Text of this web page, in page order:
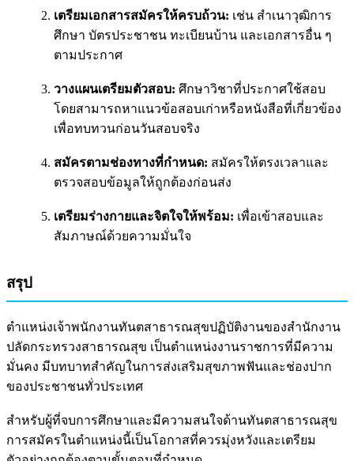
เตรียมเอกสารสมัครให้ครบถ้วน: เช่น สำเนาวุฒิการ
ศึกษา บัตรประชาชน ทะเบียนบ้าน และเอกสารอื่น ๆ
ตามประกาศ
วางแผนเตรียมตัวสอบ: ศึกษาวิชาที่ประกาศใช้สอบ
โดยสามารถหาแนวข้อสอบเก่าหรือหนังสือที่เกี่ยวข้อง
เพื่อทบทวนก่อนวันสอบจริง
สมัครตามช่องทางที่กำหนด: สมัครให้ตรงเวลาและ
ตรวจสอบข้อมูลให้ถูกต้องก่อนส่ง
เตรียมร่างกายและจิตใจให้พร้อม: เพื่อเข้าสอบและ
สัมภาษณ์ด้วยความมั่นใจ
สรุป
ตำแหน่งเจ้าพนักงานทันตสาธารณสุขปฏิบัติงานของสำนักงาน
ปลัดกระทรวงสาธารณสุข เป็นตำแหน่งงานราชการที่มีความ
มั่นคง มีบทบาทสำคัญในการส่งเสริมสุขภาพฟันและช่องปาก
ของประชาชนทั่วประเทศ
สำหรับผู้ที่จบการศึกษาและมีความสนใจด้านทันตสาธารณสุข
การสมัครในตำแหน่งนี้เป็นโอกาสที่ควรมุ่งหวังและเตรียม